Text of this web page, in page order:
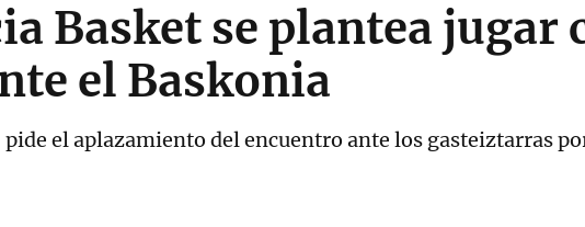
Basket se plantea jugar
el Baskonia
el aplazamiento del encuentro ante los gasteiztarras